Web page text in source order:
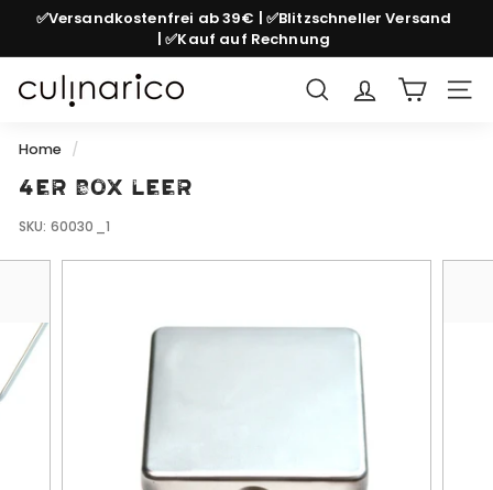
content
Pause
✅Versandkostenfrei ab 39€ | ✅Blitzschneller Versand
| ✅Kauf auf Rechnung
c
l
i
c
o
Search Site
Home /
4er Box Leer
SKU: 60030_1